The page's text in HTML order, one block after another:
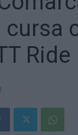
cursa
Ride